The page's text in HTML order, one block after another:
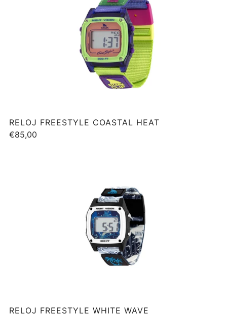
RELOJ FREESTYLE COASTAL HEAT
€85,00
RELOJ FREESTYLE WHITE WAVE